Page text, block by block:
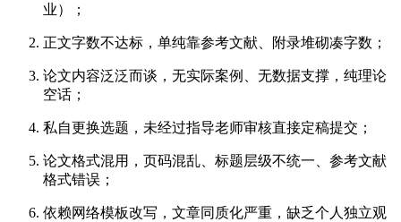
业）；
正文字数不达标，单纯靠参考文献、附录堆砌凑字数；
论文内容泛泛而谈，无实际案例、无数据支撑，纯理论
空话；
私自更换选题，未经过指导老师审核直接定稿提交；
论文格式混用，页码混乱、标题层级不统一、参考文献
格式错误；
依赖网络模板改写，文章同质化严重，缺乏个人独立观